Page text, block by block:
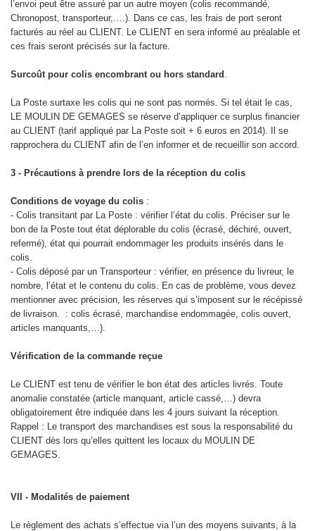
l’envoi peut être assuré par un autre moyen (colis recommandé,
Chronopost, transporteur,….). Dans ce cas, les frais de port seront
facturés au réel au CLIENT. Le CLIENT en sera informé au préalable et
ces frais seront précisés sur la facture.
Surcoût pour colis encombrant ou hors standard .
La Poste surtaxe les colis qui ne sont pas normés. Si tel était le cas,
LE MOULIN DE GEMAGES se réserve d’appliquer ce surplus financier
au CLIENT (tarif appliqué par La Poste soit + 6 euros en 2014). Il se
rapprochera du CLIENT afin de l’en informer et de recueillir son accord.
3 - Précautions à prendre lors de la réception du colis
Conditions de voyage du colis :
- Colis transitant par La Poste : vérifier l’état du colis. Préciser sur le
bon de la Poste tout état déplorable du colis (écrasé, déchiré, ouvert,
refermé), état qui pourrait endommager les produits insérés dans le
colis.
- Colis déposé par un Transporteur : vérifier, en présence du livreur, le
nombre, l’état et le contenu du colis. En cas de problème, vous devez
mentionner avec précision, les réserves qui s’imposent sur le récépissé
de livraison. : colis écrasé, marchandise endommagée, colis ouvert,
articles manquants,…).
Vérification de la commande reçue
Le CLIENT est tenu de vérifier le bon état des articles livrés. Toute
anomalie constatée (article manquant, article cassé,…) devra
obligatoirement être indiquée dans les 4 jours suivant la réception.
Rappel : Le transport des marchandises est sous la responsabilité du
CLIENT dès lors qu’elles quittent les locaux du MOULIN DE
GEMAGES.
VII - Modalités de paiement
Le règlement des achats s’effectue via l’un des moyens suivants, à la